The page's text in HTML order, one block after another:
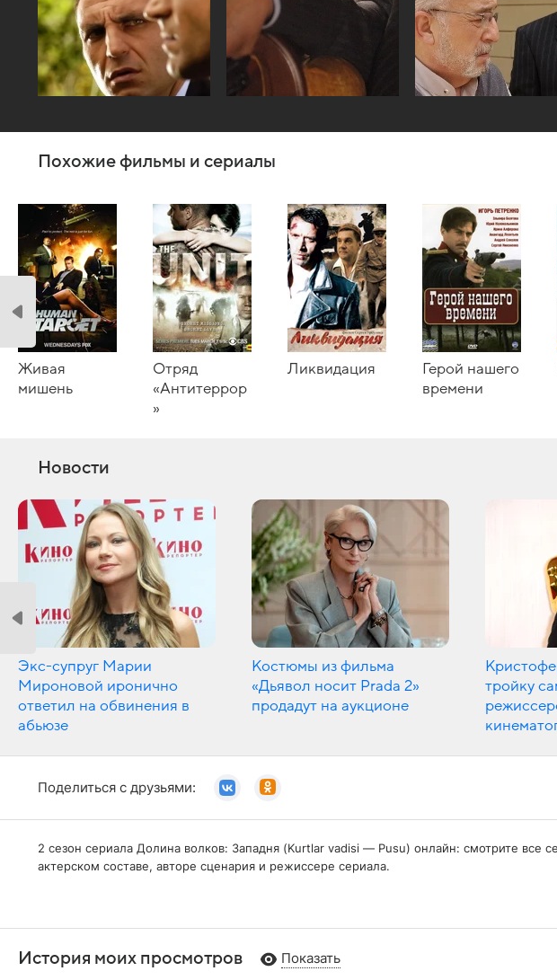
Похожие фильмы и сериалы
Живая
мишень
Отряд
«Антитеррор
»
Ликвидация
Герой нашего
времени
Новости
Экс-супруг Марии
Мироновой иронично
ответил на обвинения в
абьюзе
Костюмы из фильма
«Дьявол носит Prada 2»
продадут на аукционе
тройку
Поделиться с друзьями:
2 сезон сериала Долина волков: Западня (Kurtlar vadisi — Pusu) онлайн: смотрите
актерском составе, авторе сценария и режиссере сериала.
История моих просмотров Показать